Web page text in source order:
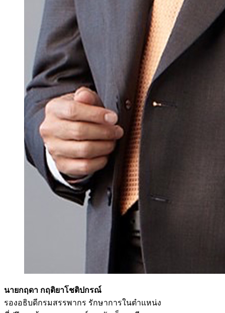
นายกฤดา กฤติยาโชติปกรณ์
รองอธิบดีกรมสรรพากร รักษาการในตำแหน่ง